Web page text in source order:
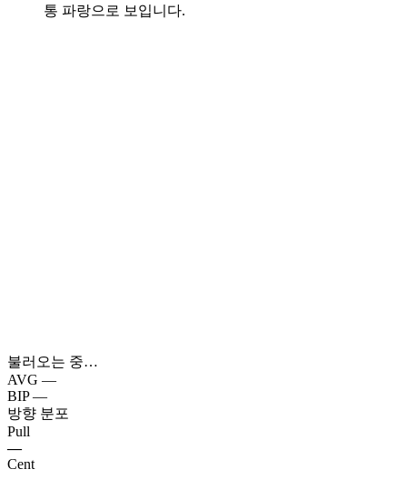
통 파랑으로 보입니다.
불러오는 중…
AVG —
BIP —
방향 분포
Pull
—
Cent